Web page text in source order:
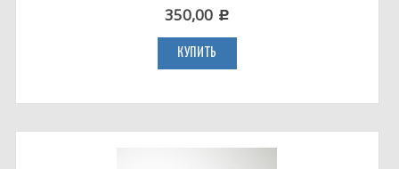
350,00 c
КУПИТЬ